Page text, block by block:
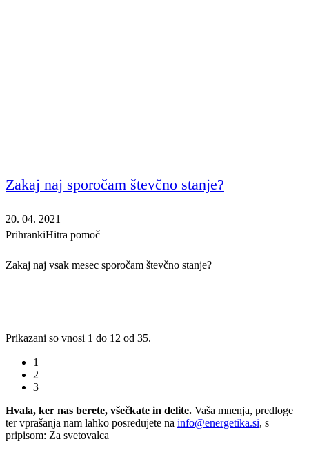
Zakaj naj sporočam števčno stanje?
20. 04. 2021
PrihrankiHitra pomoč
Zakaj naj vsak mesec sporočam števčno stanje?
Prikazani so vnosi 1 do 12 od 35.
1
2
3
Hvala, ker nas berete, všečkate in delite. Vaša mnenja, predloge
ter vprašanja nam lahko posredujete na info@energetika.si, s
pripisom: Za svetovalca